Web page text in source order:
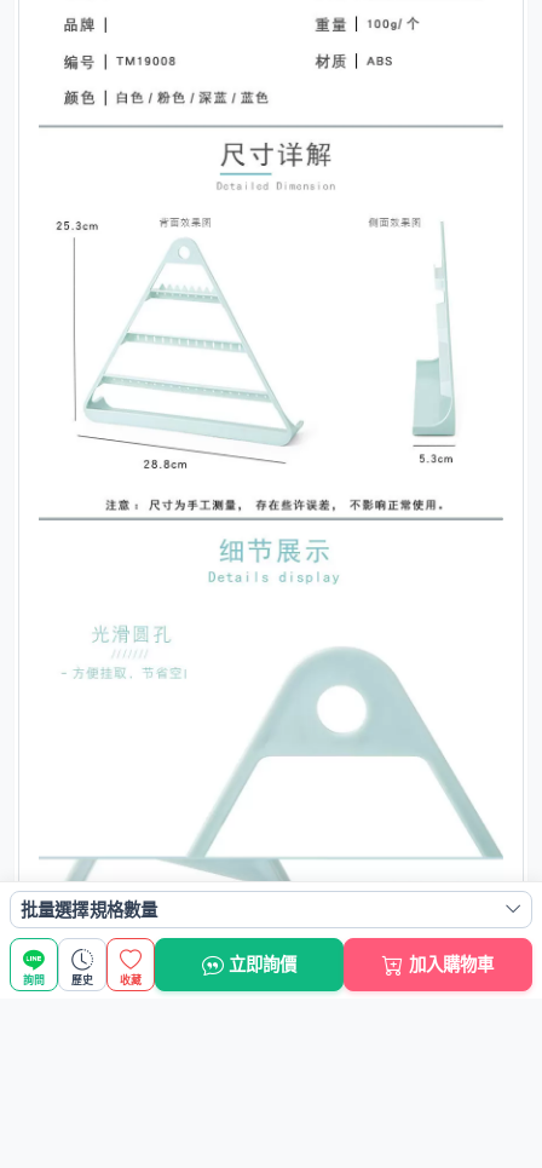
批量選擇規格數量
詢問 歷史 收藏
立即詢價 加入購物車